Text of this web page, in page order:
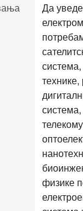
Да
физике